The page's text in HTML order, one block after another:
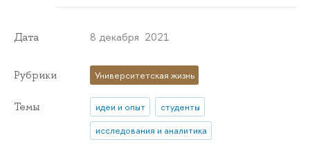
Дата 8 декабря 2021
Рубрики Университетская жизнь
Темы идеи и опыт
студенты
исследования и аналитика